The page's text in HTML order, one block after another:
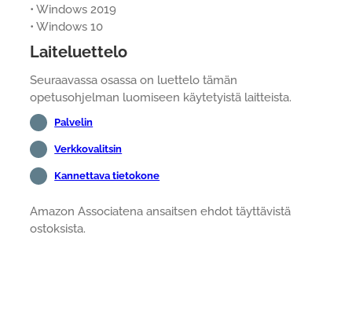
• Windows 2019
• Windows 10
Laiteluettelo
Seuraavassa osassa on luettelo tämän
opetusohjelman luomiseen käytetyistä laitteista.
Palvelin
Verkkovalitsin
Kannettava tietokone
Amazon Associatena ansaitsen ehdot täyttävistä
ostoksista.